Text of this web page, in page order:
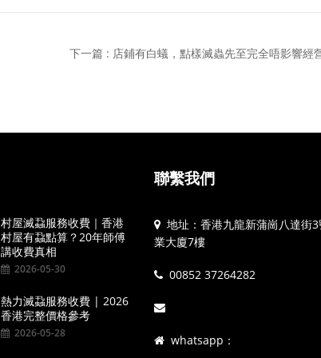
下一篇 : 店鋪有白蟻，點樣滅蟲先至完全唔影響經
村屋滅蝨服務收費｜香港
村屋有蝨點算？20年師傅
講收費真相
2026-05-30
熱力滅蝨服務收費 | 2026
香港完整價格參考
2026-05-28
聯繫我們
地址：香港九龍新蒲崗八達街
業大廈7樓
00852 37264282
whatsapp：